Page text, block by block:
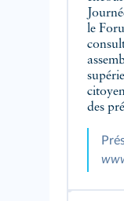
le
des